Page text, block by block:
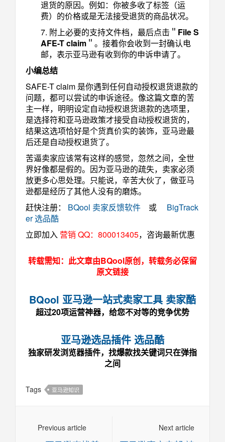
退货的原因。例如：你被多收了标签（运
费）的价格或是无法接受退货的商品状况。
7. 附上必要的支持文件档，最后点击＂ File S
AFE-T claim ＂。接着你会收到一封确认电
邮，表示亚马逊有收到你的申诉申请了。
小编总结
SAFE-T claim 是你遇到任何自动授权退货退款的
问题，都可以尝试的申诉途径。像这篇文章的苦
主一样，明明设定自动授权退货退款的选项里，
是选择符和亚马逊政策才接受自动授权退货的，
结果这选项恰好是个货真价实的装饰，亚马逊最
后还是自动授权退货了。
苦逼卖家应该常有这样的感觉，忽然之间，全世
界好像都是假的。因为亚马逊的疏失，卖家必须
放更多心思处理。只能说，辛苦大伙了，做亚马
逊都是经历了其他人没有的磨炼。
赶快注册： BQool 卖家反馈软件 或
BigTrack
er 选品酷
立即加入 营销 QQ：800013405，咨询最新优惠
转载需知：此文章由BQool原创，转载务必保留
原文链接
BQool 亚马逊一站式卖家工具 卖家酷
超过20项运营神器，给您不对等的竞争优势
亚马逊选品插件 选品酷
独家研发浏览器插件，找爆款找关键词只在弹指
之间
Tags 亚马逊知识
Next article
Previous article